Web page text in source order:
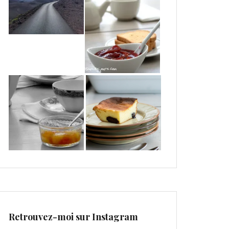
Retrouvez-moi sur Instagram